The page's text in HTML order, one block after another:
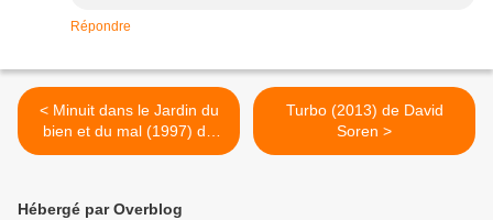
Répondre
< Minuit dans le Jardin du
bien et du mal (1997) de
Clint Eastwood
Turbo (2013) de David
Soren >
Hébergé par Overblog